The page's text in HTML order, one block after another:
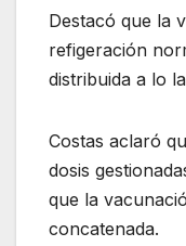
Destacó que la
refigeración
distribuida a lo
Costas aclaró
dosis
que la
concatenada.